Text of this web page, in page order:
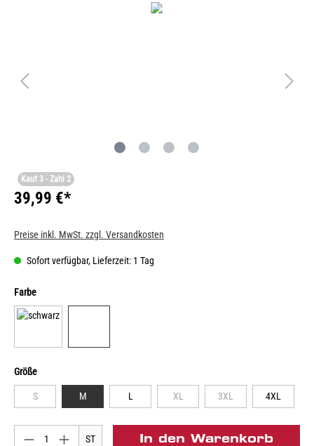
Kauf 3 - Zahl 2
39,99 €*
Preise inkl. MwSt. zzgl. Versandkosten
Sofort verfügbar, Lieferzeit: 1 Tag
Farbe
Größe
S M L XL 3XL 4XL
ST In den Warenkorb